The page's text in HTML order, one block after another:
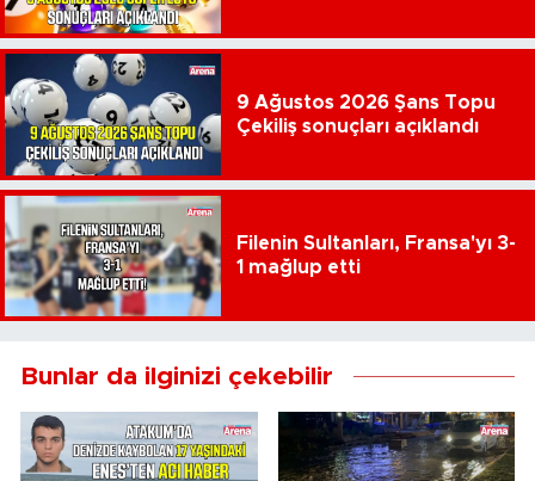
9 Ağustos 2026 Şans Topu
Çekiliş sonuçları açıklandı
Filenin Sultanları, Fransa'yı 3-
1 mağlup etti
Bunlar da ilginizi çekebilir